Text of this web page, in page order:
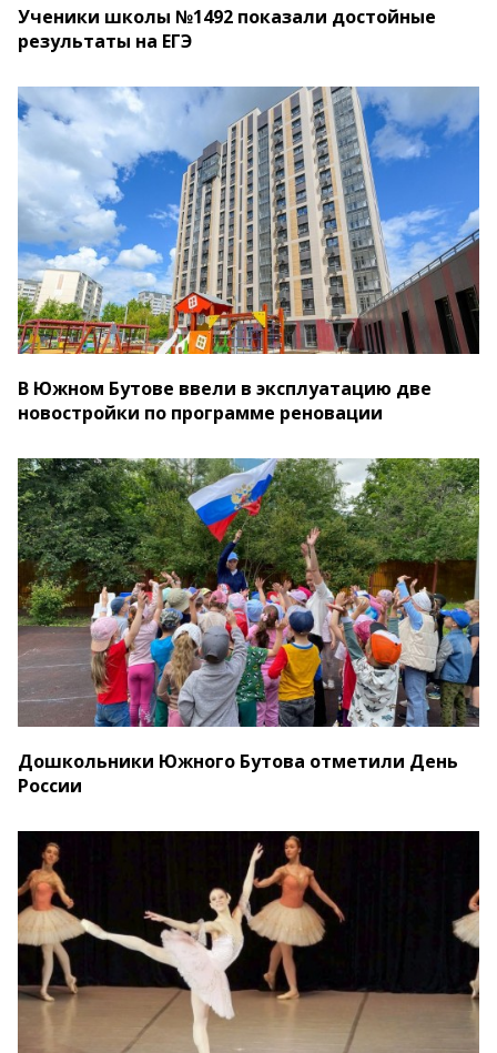
Ученики школы №1492 показали достойные
результаты на ЕГЭ
В Южном Бутове ввели в эксплуатацию две
новостройки по программе реновации
Дошкольники Южного Бутова отметили День
России